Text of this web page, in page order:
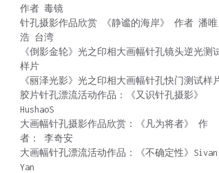
作者 毒镜
针孔摄影作品欣赏 《静谧的海岸》 作者 潘唯
浩 台湾
《倒影金轮》光之印相大画幅针孔镜头逆光测
样片
《丽泽光影》光之印相大画幅针孔快门测试样
胶片针孔漂流活动作品：《又识针孔摄影》
HushaoS
大画幅针孔摄影作品欣赏：《凡为将者》 作
者： 李奇安
大画幅针孔漂流活动作品：《不确定性》Sivan
Yan